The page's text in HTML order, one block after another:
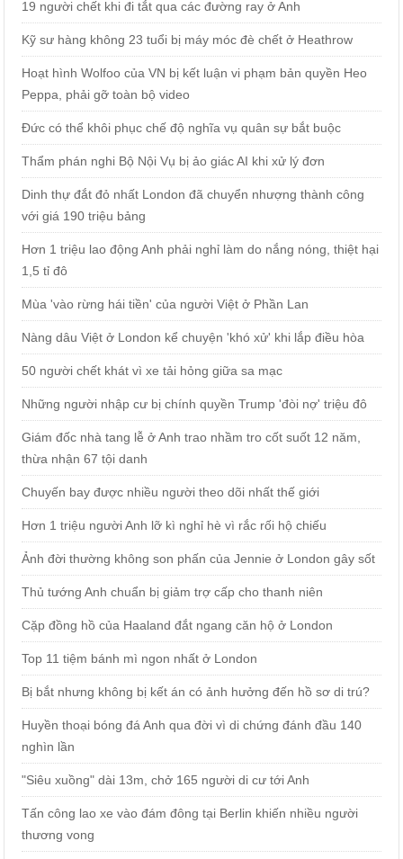
19 người chết khi đi tắt qua các đường ray ở Anh
Kỹ sư hàng không 23 tuổi bị máy móc đè chết ở Heathrow
Hoạt hình Wolfoo của VN bị kết luận vi phạm bản quyền Heo
Peppa, phải gỡ toàn bộ video
Đức có thể khôi phục chế độ nghĩa vụ quân sự bắt buộc
Thẩm phán nghi Bộ Nội Vụ bị ảo giác AI khi xử lý đơn
Dinh thự đắt đỏ nhất London đã chuyển nhượng thành công
với giá 190 triệu bảng
Hơn 1 triệu lao động Anh phải nghỉ làm do nắng nóng, thiệt hại
1,5 tỉ đô
Mùa 'vào rừng hái tiền' của người Việt ở Phần Lan
Nàng dâu Việt ở London kể chuyện 'khó xử' khi lắp điều hòa
50 người chết khát vì xe tải hỏng giữa sa mạc
Những người nhập cư bị chính quyền Trump 'đòi nợ' triệu đô
Giám đốc nhà tang lễ ở Anh trao nhầm tro cốt suốt 12 năm,
thừa nhận 67 tội danh
Chuyến bay được nhiều người theo dõi nhất thế giới
Hơn 1 triệu người Anh lỡ kì nghỉ hè vì rắc rối hộ chiếu
Ảnh đời thường không son phấn của Jennie ở London gây sốt
Thủ tướng Anh chuẩn bị giảm trợ cấp cho thanh niên
Cặp đồng hồ của Haaland đắt ngang căn hộ ở London
Top 11 tiệm bánh mì ngon nhất ở London
Bị bắt nhưng không bị kết án có ảnh hưởng đến hồ sơ di trú?
Huyền thoại bóng đá Anh qua đời vì di chứng đánh đầu 140
nghìn lần
"Siêu xuồng" dài 13m, chở 165 người di cư tới Anh
Tấn công lao xe vào đám đông tại Berlin khiến nhiều người
thương vong